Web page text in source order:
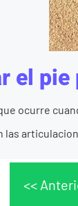
el
ocurre
<<